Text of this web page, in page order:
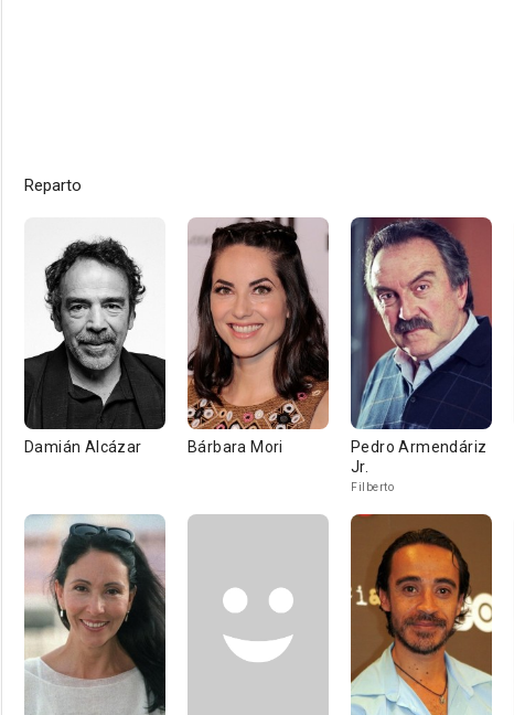
Reparto
Damián Alcázar Bárbara Mori
Pedro Armendáriz
Jr.
Filberto